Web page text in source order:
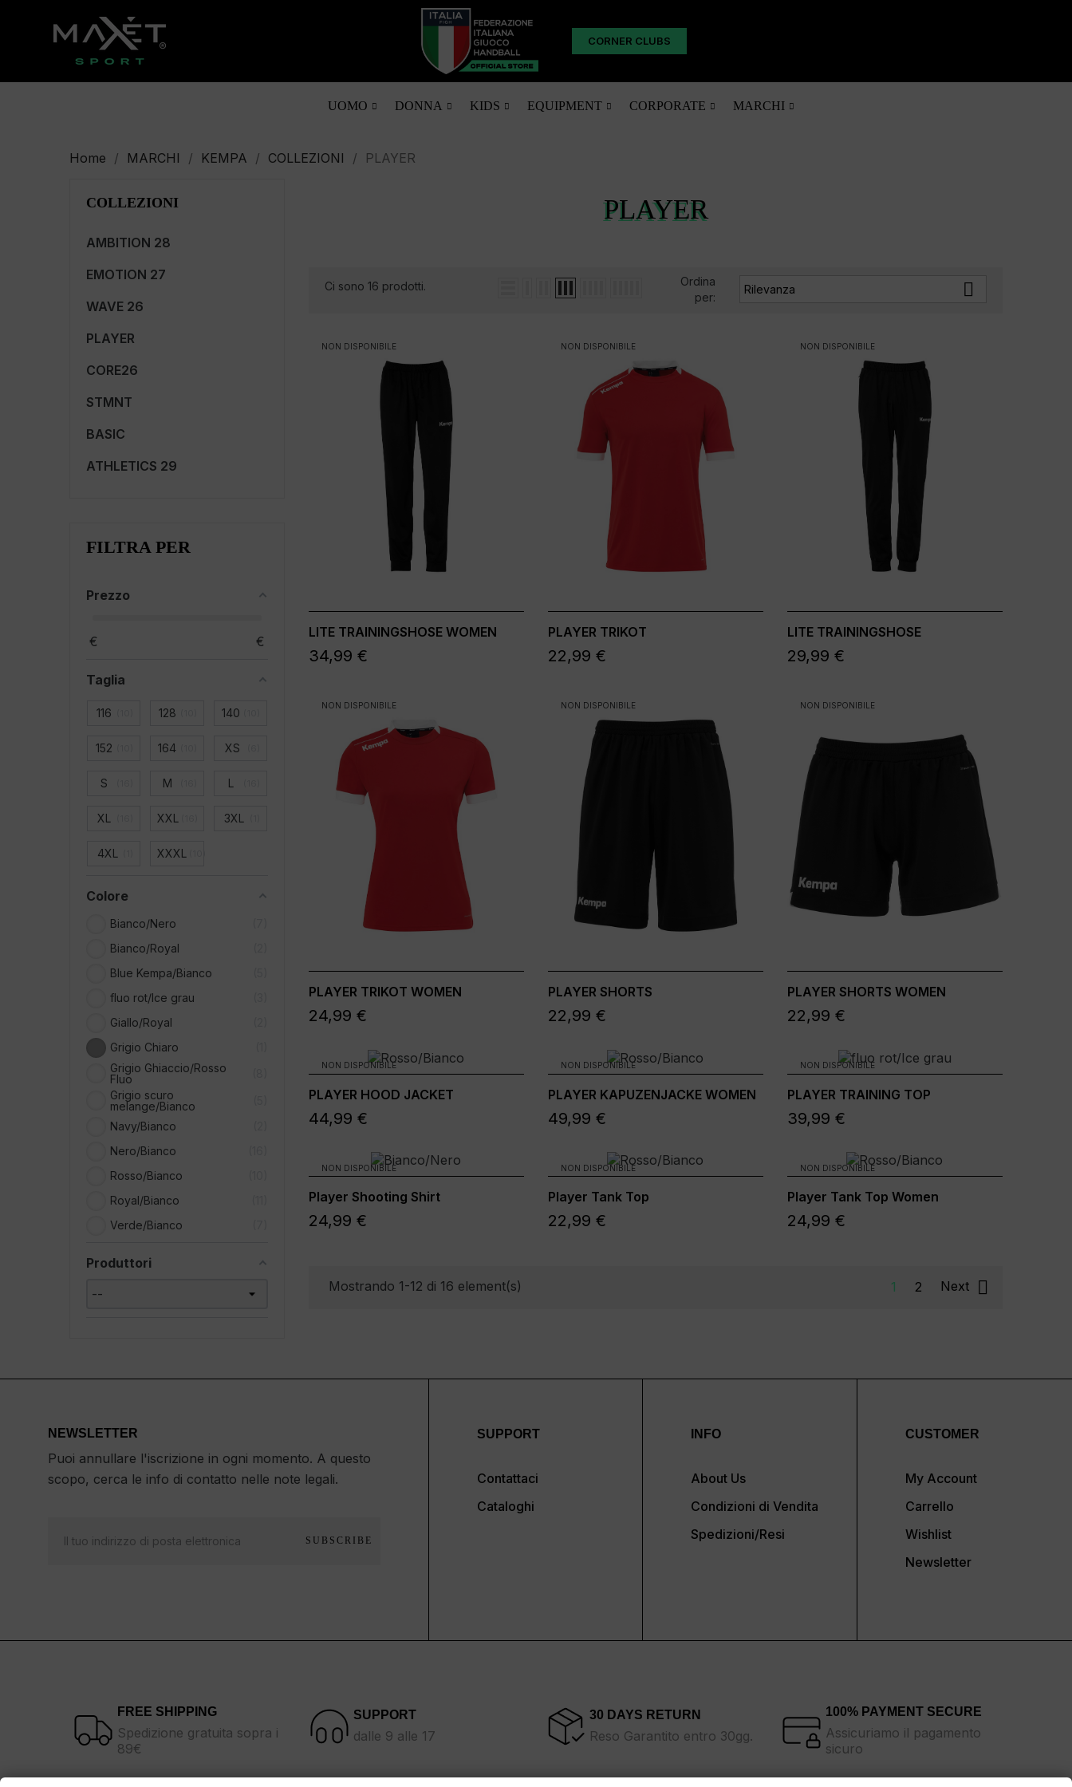
CORNER CLUBS
UOMO DONNA KIDS EQUIPMENT CORPORATE MARCHI
Home MARCHI KEMPA COLLEZIONI PLAYER
COLLEZIONI
AMBITION 28
EMOTION 27
WAVE 26
PLAYER
CORE26
STMNT
BASIC
ATHLETICS 29
FILTRA PER
Prezzo
€ €
Taglia
116 128 140
152 164 XS
S M L
XL XXL 3XL
4XL XXXL
Colore
Bianco/Nero
Bianco/Royal
Blue Kempa/Bianco
fluo rot/Ice grau
Giallo/Royal
Grigio Chiaro
Grigio Ghiaccio/Rosso
Fluo
Grigio scuro
melange/Bianco
Navy/Bianco
Nero/Bianco
Rosso/Bianco
Royal/Bianco
Verde/Bianco
Produttori
PLAYER
Ci sono 16 prodotti.
Ordina
per:
Rilevanza 
NON DISPONIBILE
LITE TRAININGSHOSE WOMEN
34,99 €
NON DISPONIBILE
PLAYER TRIKOT
22,99 €
NON DISPONIBILE
LITE TRAININGSHOSE
29,99 €
NON DISPONIBILE
PLAYER TRIKOT WOMEN
24,99 €
NON DISPONIBILE
PLAYER SHORTS
22,99 €
NON DISPONIBILE
PLAYER SHORTS WOMEN
22,99 €
NON DISPONIBILE
PLAYER HOOD JACKET
44,99 €
NON DISPONIBILE
PLAYER KAPUZENJACKE WOMEN
49,99 €
NON DISPONIBILE
PLAYER TRAINING TOP
39,99 €
NON DISPONIBILE
Player Shooting Shirt
24,99 €
NON DISPONIBILE
Player Tank Top
22,99 €
NON DISPONIBILE
Player Tank Top Women
24,99 €
Mostrando 1-12 di 16 element(s) 1 2 Next 
NEWSLETTER
Puoi annullare l'iscrizione in ogni momento. A questo
scopo, cerca le info di contatto nelle note legali.
SUBSCRIBE
SUPPORT
Contattaci
Cataloghi
INFO
About Us
Condizioni di Vendita
Spedizioni/Resi
CUSTOMER
My Account
Carrello
Wishlist
Newsletter
FREE SHIPPING
Spedizione gratuita sopra i
89€
SUPPORT
dalle 9 alle 17
30 DAYS RETURN
Reso Garantito entro 30gg.
100% PAYMENT SECURE
Assicuriamo il pagamento
sicuro